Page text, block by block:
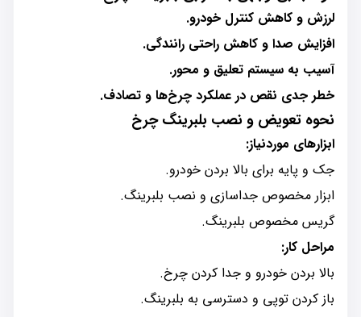
لرزش و کاهش کنترل خودرو.
افزایش صدا و کاهش راحتی رانندگی.
آسیب به سیستم تعلیق و محور.
خطر جدی نقص در عملکرد چرخ‌ها و تصادف.
نحوه تعویض و نصب بلبرینگ چرخ
ابزارهای موردنیاز:
جک و پایه برای بالا بردن خودرو.
ابزار مخصوص جداسازی و نصب بلبرینگ.
گریس مخصوص بلبرینگ.
مراحل کار:
بالا بردن خودرو و جدا کردن چرخ.
باز کردن توپی و دسترسی به بلبرینگ.